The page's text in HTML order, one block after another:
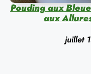
Pouding aux
aux
juillet